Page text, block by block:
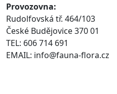
Provozovna:
Rudolfovská tř. 464/103
České Budějovice 370 01
TEL: 606 714 691
EMAIL: info@fauna-flora.cz